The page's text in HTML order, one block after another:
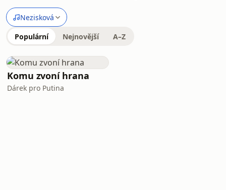
Nezisková
Populární Nejnovější A–Z
Komu zvoní hrana
Dárek pro Putina